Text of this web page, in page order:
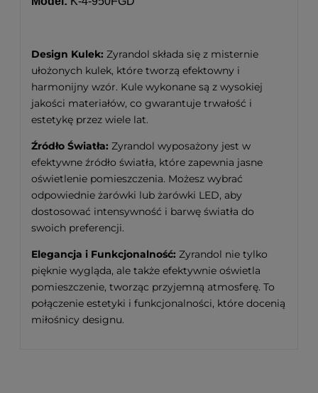
Design Kulek: Zyrandol składa się z misternie
ułożonych kulek, które tworzą efektowny i
harmonijny wzór. Kule wykonane są z wysokiej
jakości materiałów, co gwarantuje trwałość i
estetykę przez wiele lat.
Źródło Światła: Zyrandol wyposażony jest w
efektywne źródło światła, które zapewnia jasne
oświetlenie pomieszczenia. Możesz wybrać
odpowiednie żarówki lub żarówki LED, aby
dostosować intensywność i barwę światła do
swoich preferencji.
Elegancja i Funkcjonalność: Zyrandol nie tylko
pięknie wygląda, ale także efektywnie oświetla
pomieszczenie, tworząc przyjemną atmosferę. To
połączenie estetyki i funkcjonalności, które docenią
miłośnicy designu.